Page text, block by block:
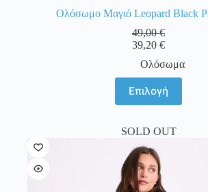
Ολόσωμο Μαγιό Leopard Black
49,00€
39,20€
Ολόσωμα
Επιλογή
το
προϊόν
πολλαπλές
παραλλαγές.
Οι
επιλογές
μπορούν
SOLD OUT